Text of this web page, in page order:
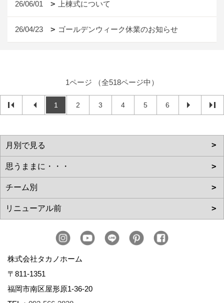
26/06/01 上棟式について
26/04/23 ゴールデンウィーク休業のお知らせ
1ページ （全518ページ中）
1 2 3 4 5 6
株式会社タカノホーム
〒811-1351
福岡市南区屋形原1-36-20